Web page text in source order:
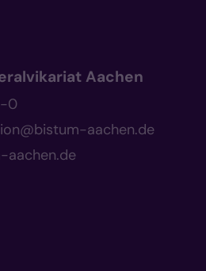
Aachen
0
aachen.de
aachen.de